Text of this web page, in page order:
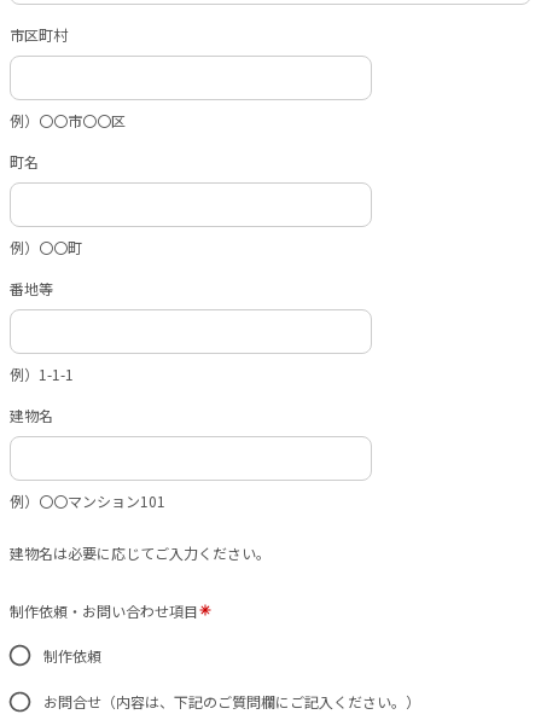
市区町村
例）〇〇市〇〇区
町名
例）〇〇町
番地等
例）1-1-1
建物名
例）〇〇マンション101
建物名は必要に応じてご入力ください。
制作依頼・お問い合わせ項目
制作依頼
お問合せ（内容は、下記のご質問欄にご記入ください。）